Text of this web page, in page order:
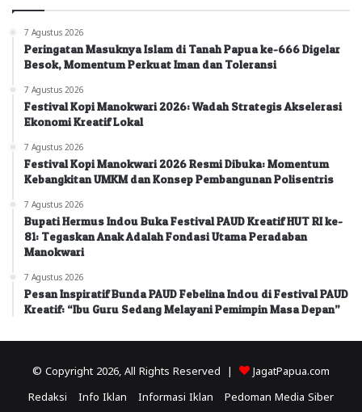
7 Agustus 2026
Peringatan Masuknya Islam di Tanah Papua ke-666 Digelar
Besok, Momentum Perkuat Iman dan Toleransi
7 Agustus 2026
Festival Kopi Manokwari 2026: Wadah Strategis Akselerasi
Ekonomi Kreatif Lokal
7 Agustus 2026
Festival Kopi Manokwari 2026 Resmi Dibuka: Momentum
Kebangkitan UMKM dan Konsep Pembangunan Polisentris
7 Agustus 2026
Bupati Hermus Indou Buka Festival PAUD Kreatif HUT RI ke-
81: Tegaskan Anak Adalah Fondasi Utama Peradaban
Manokwari
7 Agustus 2026
Pesan Inspiratif Bunda PAUD Febelina Indou di Festival PAUD
Kreatif: “Ibu Guru Sedang Melayani Pemimpin Masa Depan”
© Copyright 2026, All Rights Reserved | JagatPapua.com
Redaksi Info Iklan Informasi Iklan Pedoman Media Siber